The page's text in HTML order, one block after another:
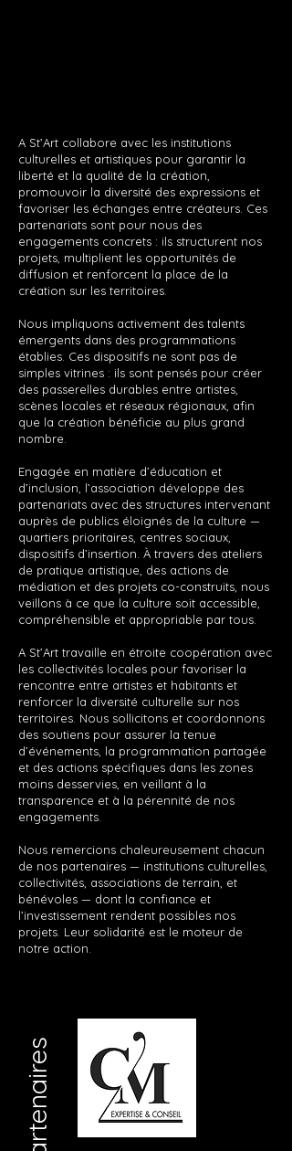
A St’Art collabore avec les institutions
culturelles et artistiques pour garantir la
liberté et la qualité de la création,
promouvoir la diversité des expressions et
favoriser les échanges entre créateurs. Ces
partenariats sont pour nous des
engagements concrets : ils structurent nos
projets, multiplient les opportunités de
diffusion et renforcent la place de la
création sur les territoires.
Nous impliquons activement des talents
émergents dans des programmations
établies. Ces dispositifs ne sont pas de
simples vitrines : ils sont pensés pour créer
des passerelles durables entre artistes,
scènes locales et réseaux régionaux, afin
que la création bénéficie au plus grand
nombre.
Engagée en matière d’éducation et
d’inclusion, l’association développe des
partenariats avec des structures intervenant
auprès de publics éloignés de la culture —
quartiers prioritaires, centres sociaux,
dispositifs d’insertion. À travers des ateliers
de pratique artistique, des actions de
médiation et des projets co-construits, nous
veillons à ce que la culture soit accessible,
compréhensible et appropriable par tous.
A St’Art travaille en étroite coopération avec
les collectivités locales pour favoriser la
rencontre entre artistes et habitants et
renforcer la diversité culturelle sur nos
territoires. Nous sollicitons et coordonnons
des soutiens pour assurer la tenue
d’événements, la programmation partagée
et des actions spécifiques dans les zones
moins desservies, en veillant à la
transparence et à la pérennité de nos
engagements.
Nous remercions chaleureusement chacun
de nos partenaires — institutions culturelles,
collectivités, associations de terrain, et
bénévoles — dont la confiance et
l’investissement rendent possibles nos
projets. Leur solidarité est le moteur de
notre action.